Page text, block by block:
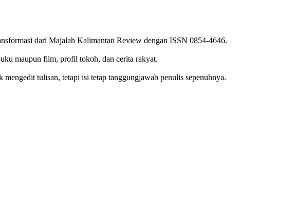
dari Majalah Kalimantan Review dengan ISSN 0854-4646.
maupun film, profil tokoh, dan cerita rakyat.
tulisan, tetapi isi tetap tanggungjawab penulis sepenuhnya.